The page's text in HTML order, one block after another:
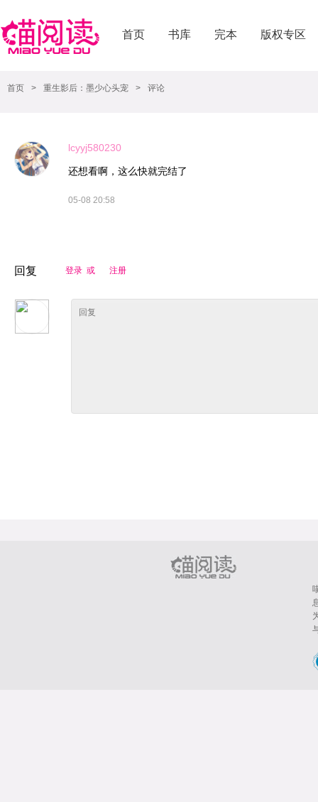
首页 书库 完本 版权专区
首页 > 重生影后：墨少心头宠 > 评论
lcyyj580230
还想看啊，这么快就完结了
05-08 20:58
回复 登录 或 注册